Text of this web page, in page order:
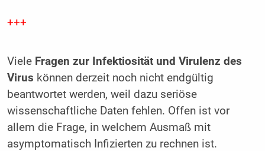
+++
Viele Fragen zur Infektiosität und Virulenz des
Virus können derzeit noch nicht endgültig
beantwortet werden, weil dazu seriöse
wissenschaftliche Daten fehlen. Offen ist vor
allem die Frage, in welchem Ausmaß mit
asymptomatisch Infizierten zu rechnen ist.